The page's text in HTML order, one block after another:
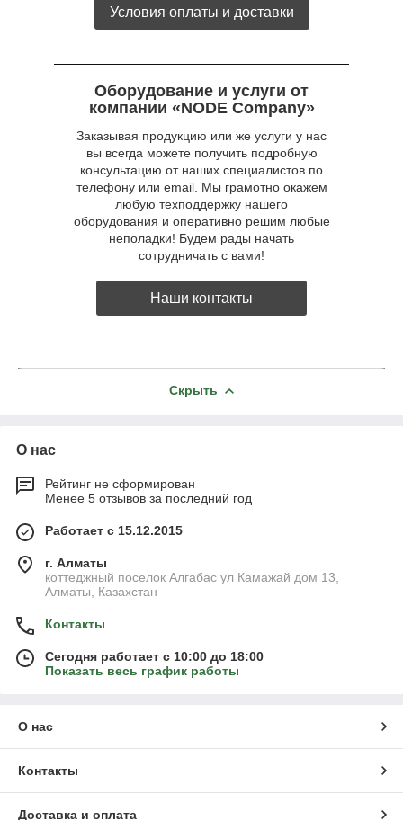
Условия оплаты и доставки
Оборудование и услуги от
компании «NODE Company»
Заказывая продукцию или же услуги у нас
вы всегда можете получить подробную
консультацию от наших специалистов по
телефону или email. Мы грамотно окажем
любую техподдержку нашего
оборудования и оперативно решим любые
неполадки! Будем рады начать
сотрудничать с вами!
Наши контакты
Скрыть
О нас
Рейтинг не сформирован
Менее 5 отзывов за последний год
Работает с 15.12.2015
г. Алматы
коттеджный поселок Алгабас ул Камажай дом 13,
Алматы, Казахстан
Контакты
Сегодня работает с 10:00 до 18:00
Показать весь график работы
О нас
Контакты
Доставка и оплата